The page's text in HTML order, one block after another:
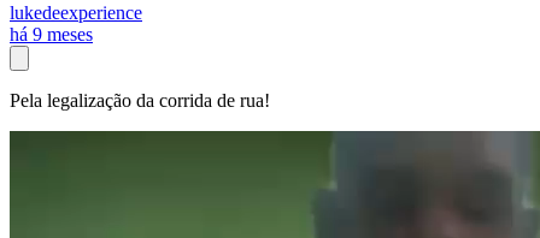
lukedeexperience
há 9 meses
Pela legalização da corrida de rua!